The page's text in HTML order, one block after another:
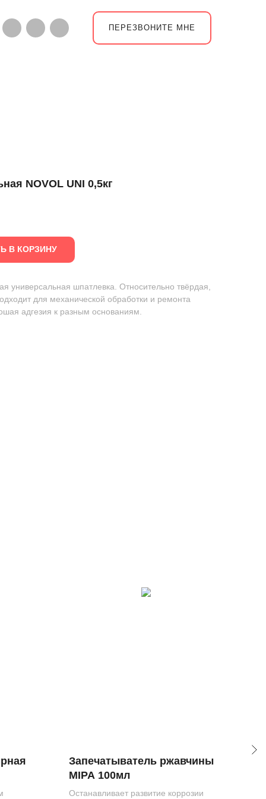
ПЕРЕЗВОНИТЕ МНЕ
NOVOL UNI 0,5кг
В КОРЗИНУ
универсальная шпатлевка. Относительно твёрдая,
для механической обработки и ремонта
адгезия к разным основаниям.
Запечатыватель ржавчины
MIPA 100мл
Останавливает развитие коррозии